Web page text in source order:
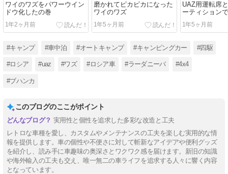
ワイのワズをパワーウイン
ドウ化したの巻
1年2ヶ月前
磨かれてピカピカになった
ワイのワズ
1年5ヶ月前
UAZ用運転席
ーティション
ッチリかな
1年5ヶ月前
#キャンプ #車中泊 #オートキャンプ #キャンピングカー #四駆
#ロシア #uaz #ワズ #ロシア車 #ラーダニーバ #4x4
#ブハンカ
このブログのここがポイント
実用性と個性を追求した多彩な改造と工夫
レトロな車種を愛し、カスタムやメンテナンスの工夫を楽しむ実用的な情
報を提供します。車の個性や不便さに対して斬新なアイデアや便利グッズ
を紹介し、読み手に車趣味の奥深さとワクワク感を届けます。新旧の知識
や海外輸入の工夫も交え、唯一無二の車ライフを追求する人々に響く内容
となっています。